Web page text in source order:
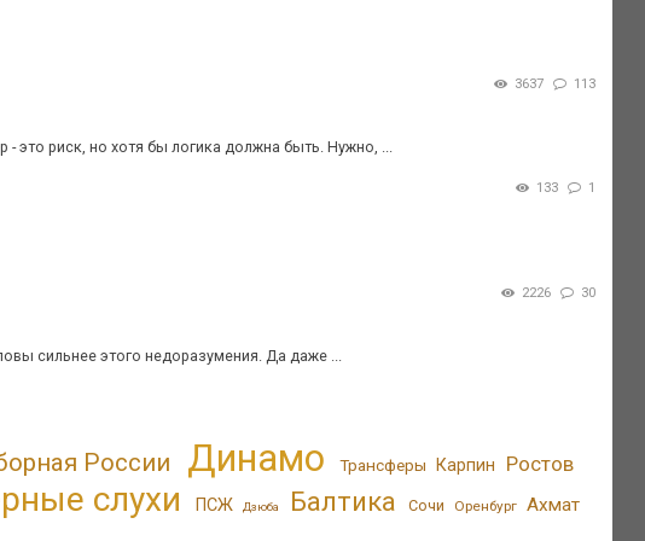
3637 113
риск, но хотя бы логика должна быть. Нужно, ...
133 1
2226 30
сильнее этого недоразумения. Да даже ...
России Динамо Трансферы Карпин Ростов
слухи ПСЖ Дзюба Балтика Сочи Оренбург Ахмат